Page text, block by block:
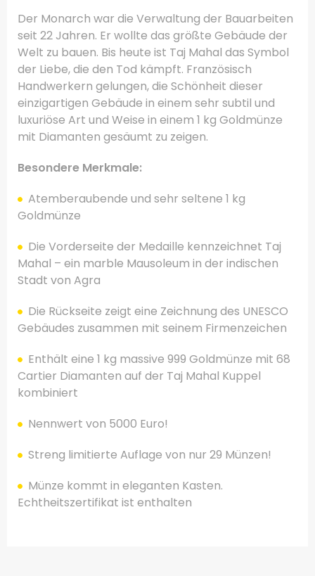
Der Monarch war die Verwaltung der Bauarbeiten
seit 22 Jahren. Er wollte das größte Gebäude der
Welt zu bauen. Bis heute ist Taj Mahal das Symbol
der Liebe, die den Tod kämpft. Französisch
Handwerkern gelungen, die Schönheit dieser
einzigartigen Gebäude in einem sehr subtil und
luxuriöse Art und Weise in einem 1 kg Goldmünze
mit Diamanten gesäumt zu zeigen.
Besondere Merkmale:
Atemberaubende und sehr seltene 1 kg
Goldmünze
Die Vorderseite der Medaille kennzeichnet Taj
Mahal – ein marble Mausoleum in der indischen
Stadt von Agra
Die Rückseite zeigt eine Zeichnung des UNESCO
Gebäudes zusammen mit seinem Firmenzeichen
Enthält eine 1 kg massive 999 Goldmünze mit 68
Cartier Diamanten auf der Taj Mahal Kuppel
kombiniert
Nennwert von 5000 Euro!
Streng limitierte Auflage von nur 29 Münzen!
Münze kommt in eleganten Kasten.
Echtheitszertifikat ist enthalten